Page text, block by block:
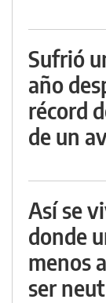
Sufrió
año
récord
de un
Así se
donde
menos
ser